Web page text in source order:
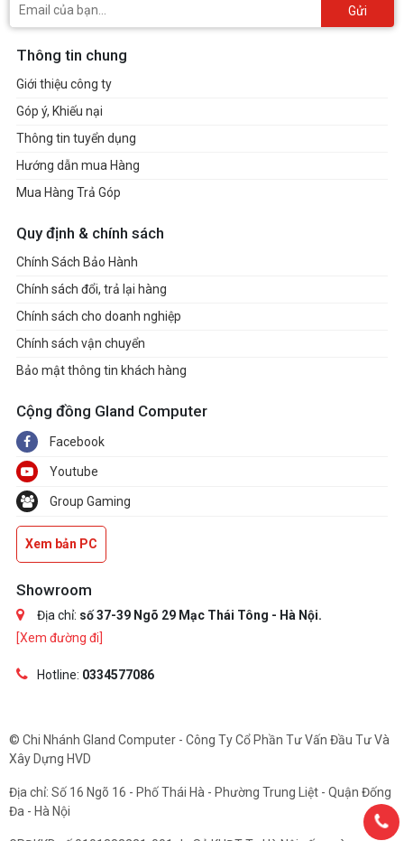
Gửi
Thông tin chung
Giới thiệu công ty
Góp ý, Khiếu nại
Thông tin tuyển dụng
Hướng dẫn mua Hàng
Mua Hàng Trả Góp
Quy định & chính sách
Chính Sách Bảo Hành
Chính sách đổi, trả lại hàng
Chính sách cho doanh nghiệp
Chính sách vận chuyển
Bảo mật thông tin khách hàng
Cộng đồng Gland Computer
Facebook
Youtube
Group Gaming
Xem bản PC
Showroom
Địa chỉ: số 37-39 Ngõ 29 Mạc Thái Tông - Hà Nội.
[Xem đường đi]
Hotline: 0334577086
© Chi Nhánh Gland Computer - Công Ty Cổ Phần Tư Vấn Đầu Tư Và
Xây Dựng HVD
Địa chỉ: Số 16 Ngõ 16 - Phố Thái Hà - Phường Trung Liệt - Quận Đống
Đa - Hà Nội